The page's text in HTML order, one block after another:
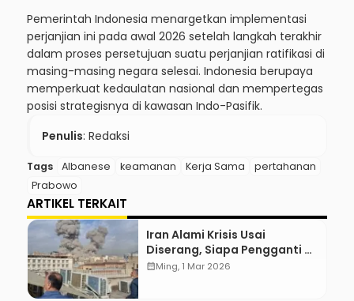
Pemerintah Indonesia menargetkan implementasi
perjanjian ini pada awal 2026 setelah langkah terakhir
dalam proses persetujuan suatu perjanjian ratifikasi di
masing-masing negara selesai. Indonesia berupaya
memperkuat kedaulatan nasional dan mempertegas
posisi strategisnya di kawasan Indo-Pasifik.
Penulis: Redaksi
Tags Albanese keamanan Kerja Sama
pertahanan
Prabowo
ARTIKEL TERKAIT
Iran Alami Krisis Usai
Diserang, Siapa Pengganti Ali
Khamenei?
calendar_monthMing, 1 Mar 2026